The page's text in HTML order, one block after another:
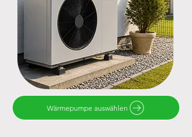
Wärmepumpe auswählen